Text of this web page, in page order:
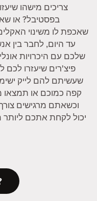
צריכים מישהו
בפסטיבל? או
עד היום, לחבר בין
שלכם עם היכרויות
פיצ'רים שיעזרו
שעשיתם להם לייק
קפה כמוכם או
וכשאתם מרגישים